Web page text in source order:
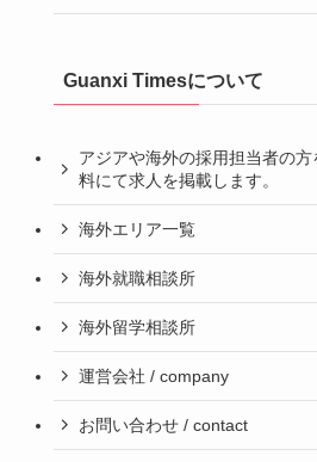
Guanxi Timesについて
アジアや海外の採用担当者の
料にて求人を掲載します。
海外エリア一覧
海外就職相談所
海外留学相談所
運営会社 / company
お問い合わせ / contact